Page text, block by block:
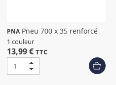
PNA Pneu 700 x 35 renforcé
1 couleur
13,99 € TTC